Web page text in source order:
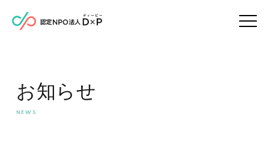
お知らせ